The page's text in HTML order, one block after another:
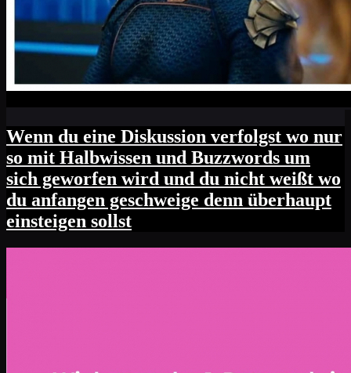
Wenn du eine Diskussion verfolgst wo nur
so mit Halbwissen und Buzzwords um
sich geworfen wird und du nicht weißt wo
du anfangen geschweige denn überhaupt
einsteigen sollst